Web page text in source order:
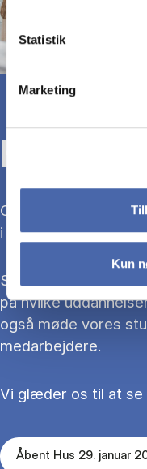
Statistik
Marketing
Kun
KOM TIL
Overvejer du at søge
i 2027?
Så kom med til
på hvilke
også møde vores
medarbejdere.
Vi glæder os til at se
Åbent Hus 29. januar